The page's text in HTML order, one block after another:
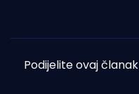
Podijelite ovaj članak